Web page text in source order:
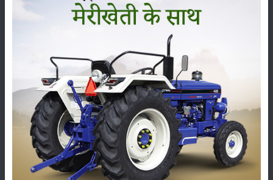
सम्पादकीय अन्य
लाड़ली बहना योजना की 36वीं किस्त जारी, करोड़ों महिलाओं के
खातों में पहुंचे 1500 रुपये
16-May-2026